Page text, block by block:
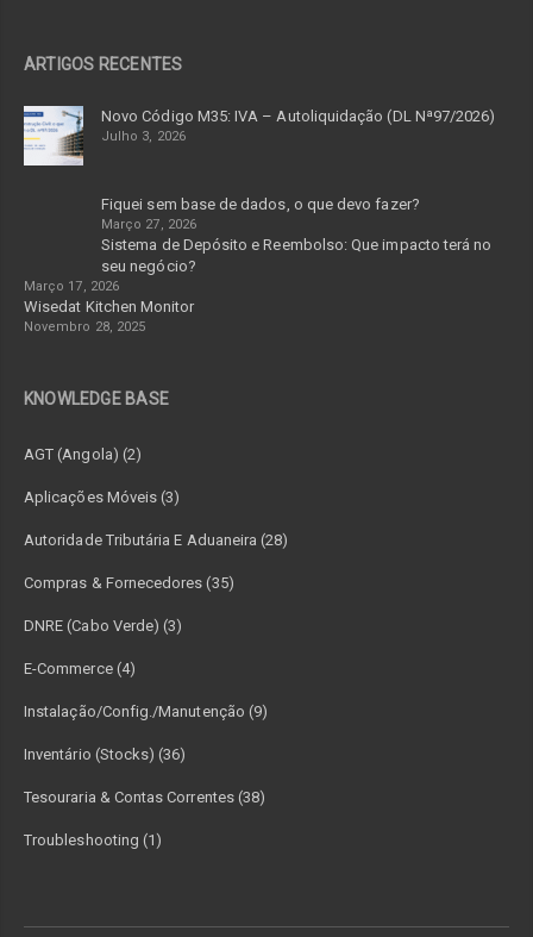
ARTIGOS RECENTES
Novo Código M35: IVA – Autoliquidação (DL Nª97/2026)
Julho 3, 2026
Fiquei sem base de dados, o que devo fazer?
Março 27, 2026
Sistema de Depósito e Reembolso: Que impacto terá no
seu negócio?
Março 17, 2026
Wisedat Kitchen Monitor
Novembro 28, 2025
KNOWLEDGE BASE
AGT (Angola) (2)
Aplicações Móveis (3)
Autoridade Tributária E Aduaneira (28)
Compras & Fornecedores (35)
DNRE (Cabo Verde) (3)
E-Commerce (4)
Instalação/Config./Manutenção (9)
Inventário (Stocks) (36)
Tesouraria & Contas Correntes (38)
Troubleshooting (1)